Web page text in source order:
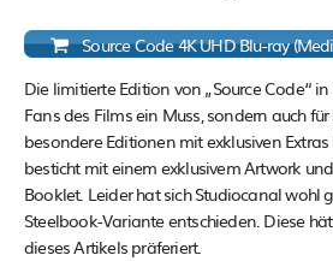
Source Code 4K UHD Blu-ray
Die limitierte Edition von „Source Code“
Fans des Films ein Muss, sondern auch
besondere Editionen mit exklusiven
besticht mit einem exklusivem Artwork
Booklet. Leider hat sich Studiocanal wohl
Steelbook-Variante entschieden. Diese
dieses Artikels präferiert.